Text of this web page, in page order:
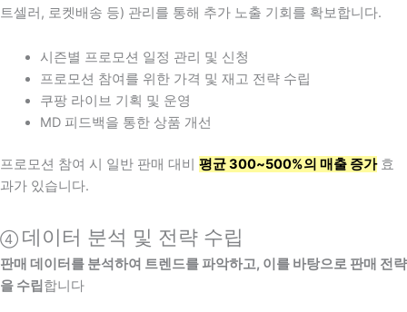
트셀러, 로켓배송 등) 관리를 통해 추가 노출 기회를 확보합니다.
시즌별 프로모션 일정 관리 및 신청
프로모션 참여를 위한 가격 및 재고 전략 수립
쿠팡 라이브 기획 및 운영
MD 피드백을 통한 상품 개선
프로모션 참여 시 일반 판매 대비 평균 300~500%의 매출 증가효
과가 있습니다.
④ 데이터 분석 및 전략 수립
판매 데이터를 분석하여 트렌드를 파악하고, 이를 바탕으로 판매 전략
을 수립 합니다